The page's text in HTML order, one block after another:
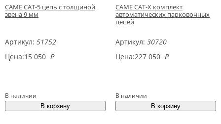
CAME CAT-5 цепь с толщиной
звена 9 мм
Артикул: 51752
Цена:15 050 ₽
В наличии
CAME CAT-X комплект
автоматических парковочных
цепей
Артикул: 30720
Цена:227 050 ₽
В наличии